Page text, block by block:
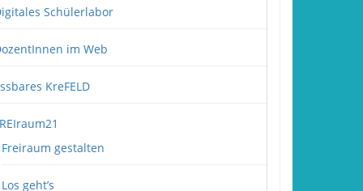
Schülerlabor
im Web
KreFELD
Freiraum gestalten
Los geht’s